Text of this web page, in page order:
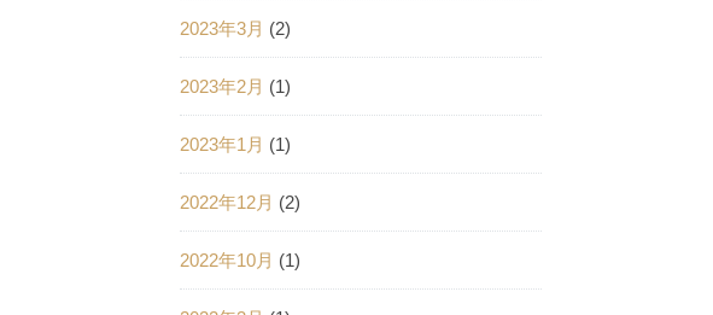
2023年3月 (2)
2023年2月 (1)
2023年1月 (1)
2022年12月 (2)
2022年10月 (1)